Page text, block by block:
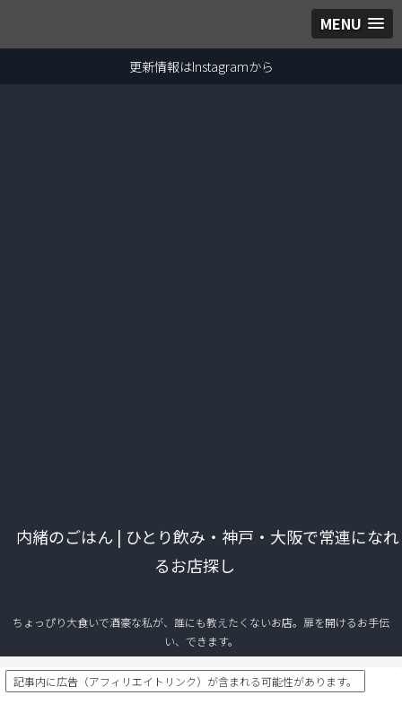
MENU
内緒のごはん | ひとり飲み・神戸・大阪で常連になれ
るお店探し
ちょっぴり大食いで酒豪な私が、誰にも教えたくないお店。扉を開けるお手伝
い、できます。
更新情報はInstagramから
記事内に広告（アフィリエイトリンク）が含まれる可能性があります。